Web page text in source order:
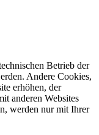
Betrieb der
Andere Cookies,
erhöhen, der
anderen Websites
werden nur mit Ihrer